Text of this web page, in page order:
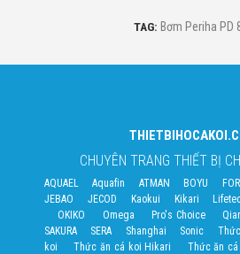
TAG: Bơm Periha PD
CHUYÊN TRANG THIẾT BỊ
AQUAEL Aquafin ATMAN BOYU
JEBAO
JECOD Kaokui Kikari
OKIKO
Omega Pro's Choice
SAKURA
SERA Shanghai Sonic
koi
Thức ăn cá koi Hikari Thức ăn cá